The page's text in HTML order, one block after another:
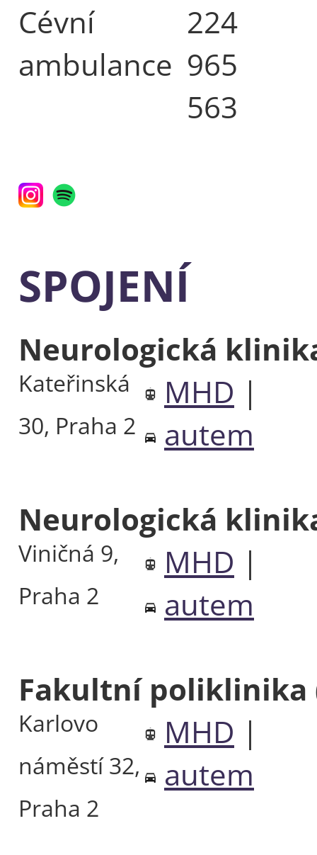
Cévní
ambulance
224
965
563
SPOJENÍ
Neurologická
Kateřinská
30, Praha 2
MHD |
autem
Neurologická
Viničná 9,
Praha 2
MHD |
autem
Fakultní poliklinika
Karlovo
náměstí 32,
Praha 2
MHD |
autem